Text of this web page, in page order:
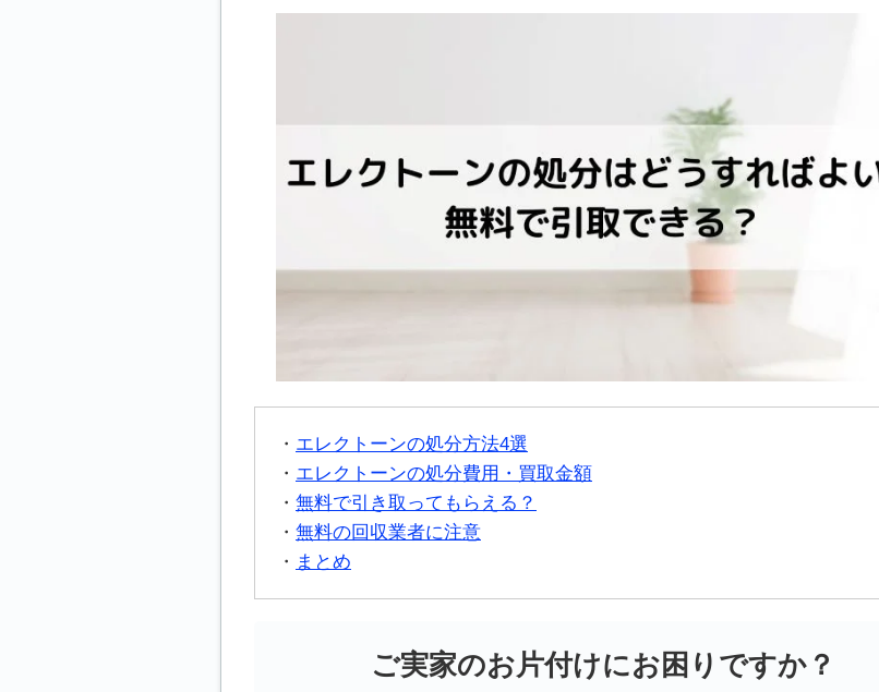
エレクトーンの処分方法4選
エレクトーンの処分費用・買取金額
無料で引き取ってもらえる？
無料の回収業者に注意
まとめ
ご実家のお片付けにお困りですか？